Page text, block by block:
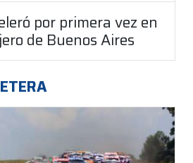
por primera vez en
de Buenos Aires